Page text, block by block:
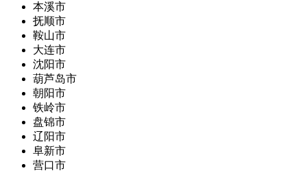
本溪市
抚顺市
鞍山市
大连市
沈阳市
葫芦岛市
朝阳市
铁岭市
盘锦市
辽阳市
阜新市
营口市